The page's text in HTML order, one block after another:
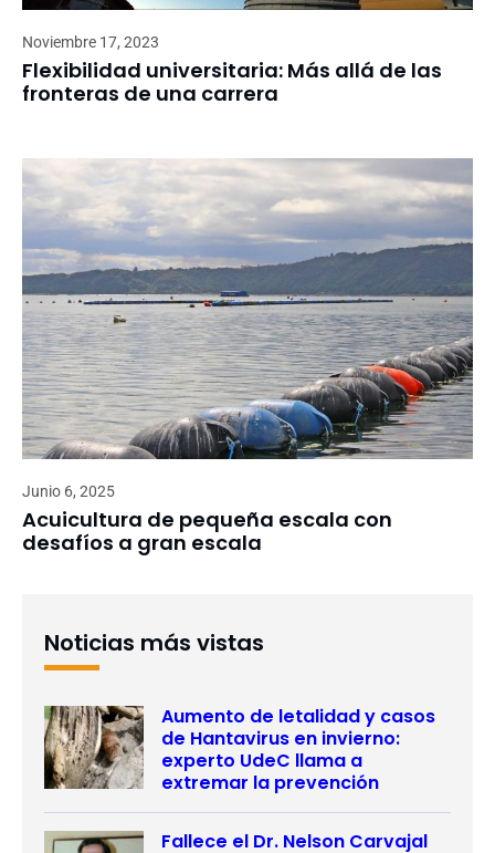
Noviembre 17, 2023
Flexibilidad universitaria: Más allá de las
fronteras de una carrera
Junio 6, 2025
Acuicultura de pequeña escala con
desafíos a gran escala
Noticias más vistas
Aumento de letalidad y casos
de Hantavirus en invierno:
experto UdeC llama a
extremar la prevención
Fallece el Dr. Nelson Carvajal